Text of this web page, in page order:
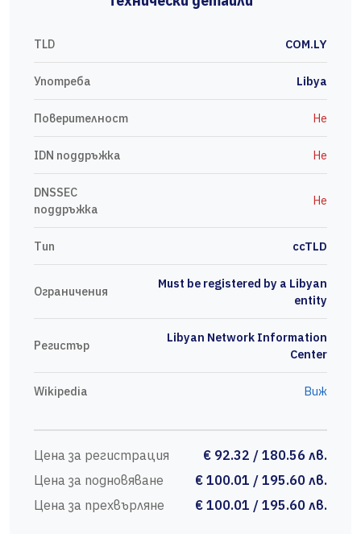
TLD COM.LY
Употреба Libya
Поверителност Не
IDN поддръжка Не
DNSSEC
поддръжка
Не
Тип ccTLD
Ограничения
Must be registered by a Libyan
entity
Регистър
Libyan Network Information
Center
Wikipedia Виж
Цена за регистрация
€ 92.32 / 180.56 лв.
Цена за подновяване
€ 100.01 / 195.60 лв.
Цена за прехвърляне
€ 100.01 / 195.60 лв.